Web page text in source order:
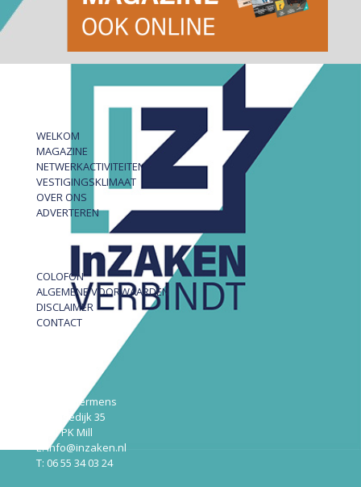
WELKOM
MAGAZINE
NETWERKACTIVITEITEN
VESTIGINGSKLIMAAT
OVER ONS
ADVERTEREN
COLOFON
ALGEMENE VOORWAARDEN
DISCLAIMER
CONTACT
Robert Hermens
Udensedijk 35
5451 PK Mill
E: info@inzaken.nl
T: 06 55 34 03 24